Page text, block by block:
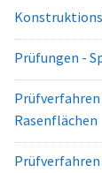
Prüfungen -
Rasenflächen